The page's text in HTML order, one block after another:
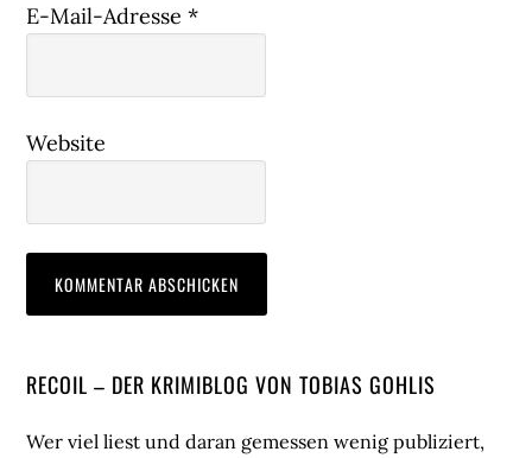
E-Mail-Adresse*
Website
Seitenspalte
RECOIL – DER KRIMIBLOG VON TOBIAS GOHLIS
Wer viel liest und daran gemessen wenig publiziert,